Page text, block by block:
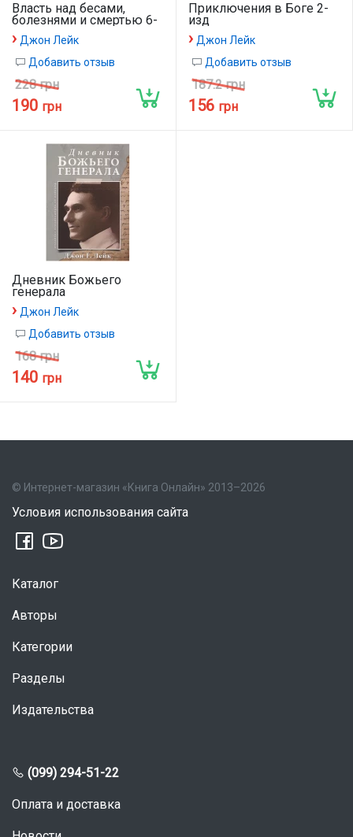
Власть над бесами,
болезнями и смертью 6-
изд.
› Джон Лейк
Добавить отзыв
228 грн
190 грн
Приключения в Боге 2-
изд
› Джон Лейк
Добавить отзыв
187.2 грн
156 грн
Дневник Божьего
генерала
› Джон Лейк
Добавить отзыв
168 грн
140 грн
© Интернет-магазин «Книга Онлайн» 2013–2026
Условия использования сайта
Каталог
Авторы
Категории
Разделы
Издательства
(099) 294-51-22
Оплата и доставка